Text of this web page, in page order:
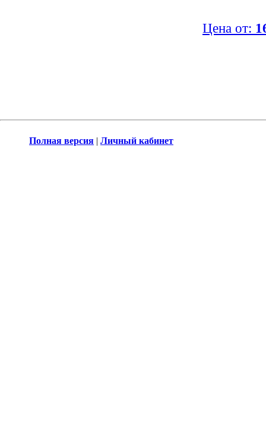
Цена от:
Полная версия | Личный кабинет